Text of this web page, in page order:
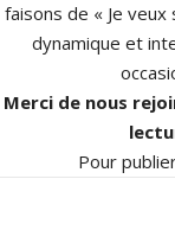
faisons de « Je
dynamique et
Merci de nous
Pour